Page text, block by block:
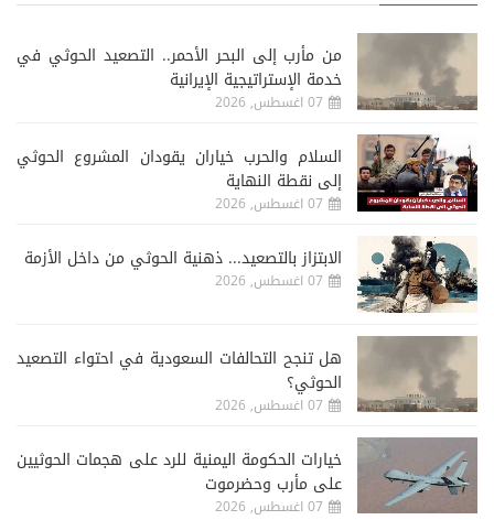
من مأرب إلى البحر الأحمر.. التصعيد الحوثي في
خدمة الإستراتيجية الإيرانية
07 اغسطس, 2026
السلام والحرب خياران يقودان المشروع الحوثي
إلى نقطة النهاية
07 اغسطس, 2026
الابتزاز بالتصعيد... ذهنية الحوثي من داخل الأزمة
07 اغسطس, 2026
هل تنجح التحالفات السعودية في احتواء التصعيد
الحوثي؟
07 اغسطس, 2026
خيارات الحكومة اليمنية للرد على هجمات الحوثيين
على مأرب وحضرموت
07 اغسطس, 2026